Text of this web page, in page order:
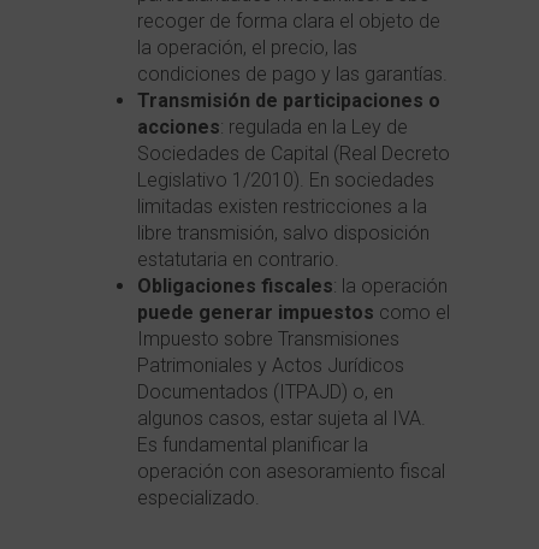
recoger de forma clara el objeto de
la operación, el precio, las
condiciones de pago y las garantías.
Transmisión de participaciones o
acciones: regulada en la Ley de
Sociedades de Capital (Real Decreto
Legislativo 1/2010). En sociedades
limitadas existen restricciones a la
libre transmisión, salvo disposición
estatutaria en contrario.
Obligaciones fiscales: la operación
puede generar impuestos como el
Impuesto sobre Transmisiones
Patrimoniales y Actos Jurídicos
Documentados (ITPAJD) o, en
algunos casos, estar sujeta al IVA.
Es fundamental planificar la
operación con asesoramiento fiscal
especializado.